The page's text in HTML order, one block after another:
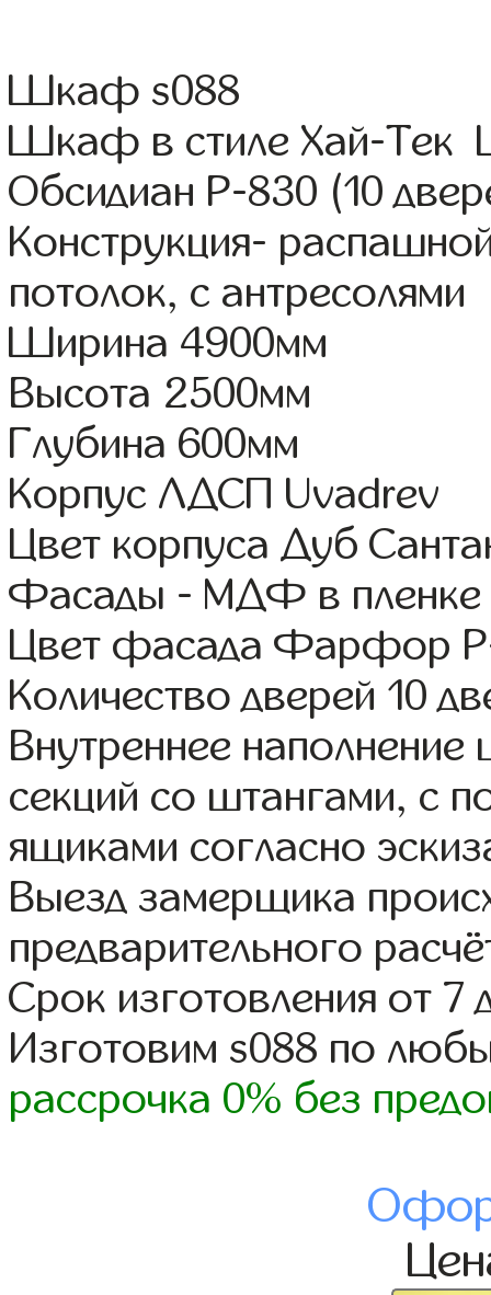
Шкаф s088
Шкаф в стиле Хай-Тек
Обсидиан Р-830 (10
Конструкция-
потолок, с антресолями
Ширина 4900мм
Высота 2500мм
Глубина 600мм
Корпус ЛДСП Uvadrev
Цвет корпуса Дуб
Фасады - МДФ в
Цвет фасада Фарфор
Количество дверей 10
Внутреннее
секций со штангами, с
ящиками согласно
Выезд замерщика
предварительного
Срок изготовления от 7
Изготовим s088 по
рассрочка 0% без